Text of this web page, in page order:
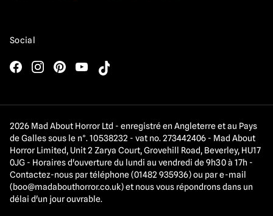
Social
2026 Mad About Horror Ltd - enregistré en Angleterre et au Pays
de Galles sous le n°. 10538232 - vat no. 273442406 - Mad About
Horror Limited, Unit 2 Zarya Court, Grovehill Road, Beverley, HU17
0JG - Horaires d'ouverture du lundi au vendredi de 9h30 à 17h -
Contactez-nous par téléphone (01482 935936) ou par e-mail
(boo@madabouthorror.co.uk) et nous vous répondrons dans un
délai d'un jour ouvrable.